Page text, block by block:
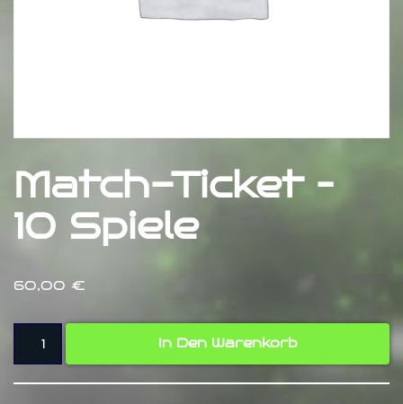
Match-Ticket –
10 Spiele
60,00 €
In Den Warenkorb